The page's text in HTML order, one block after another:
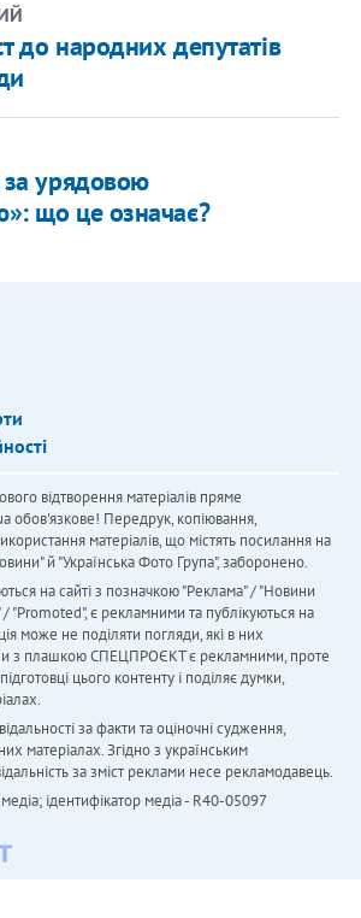
до народних депутатів
за урядовою
що це означає?
відтворення матеріалів пряме
обов'язкове! Передрук, копіювання,
матеріалів, що містять посилання на
й "Українська Фото Група", заборонено.
на сайті з позначкою "Реклама" / "Новини
"Promoted", є рекламними та публікуються на
може не поділяти погляди, які в них
з плашкою СПЕЦПРОЄКТ є рекламними, проте
цього контенту і поділяє думки,
за факти та оціночні судження,
матеріалах. Згідно з українським
за зміст реклами несе рекламодавець.
ідентифікатор медіа - R40-05097